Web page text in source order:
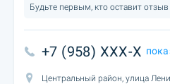
Будьте первым, кто оставит отзыв
+7 (958) XXX-X
Центральный район, улица